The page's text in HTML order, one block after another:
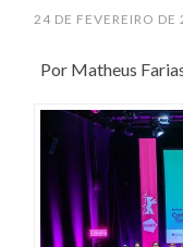
24 DE FEVEREIRO DE
Por Matheus